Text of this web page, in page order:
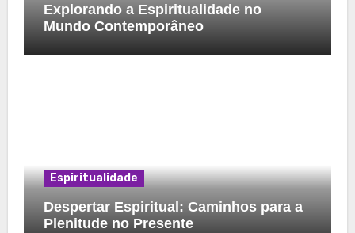
Explorando a Espiritualidade no
Mundo Contemporâneo
Espiritualidade
Despertar Espiritual: Caminhos para a
Plenitude no Presente